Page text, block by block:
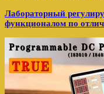
Лабораторный
функционалом по